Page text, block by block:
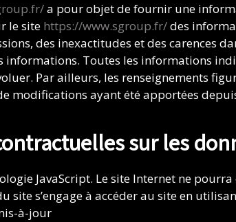
a pour objet de fournir une
le site https://www.sgroup.fr/des
des inexactitudes et des carences
informations. Toutes les informations
Par ailleurs, les renseignements
modifications ayant été apportées
sur les
JavaScript. Le site Internet ne
site s’engage à accéder au site en
à-jour